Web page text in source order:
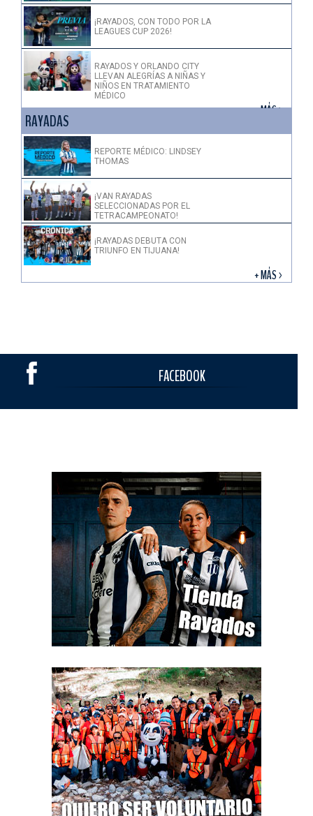
¡RAYADOS, CON TODO POR LA
LEAGUES CUP 2026!
RAYADOS Y ORLANDO CITY
LLEVAN ALEGRÍAS A NIÑAS Y
NIÑOS EN TRATAMIENTO
MÉDICO
+ MÁS >
RAYADAS
REPORTE MÉDICO: LINDSEY
THOMAS
¡VAN RAYADAS
SELECCIONADAS POR EL
TETRACAMPEONATO!
¡RAYADAS DEBUTA CON
TRIUNFO EN TIJUANA!
+ MÁS >
FACEBOOK